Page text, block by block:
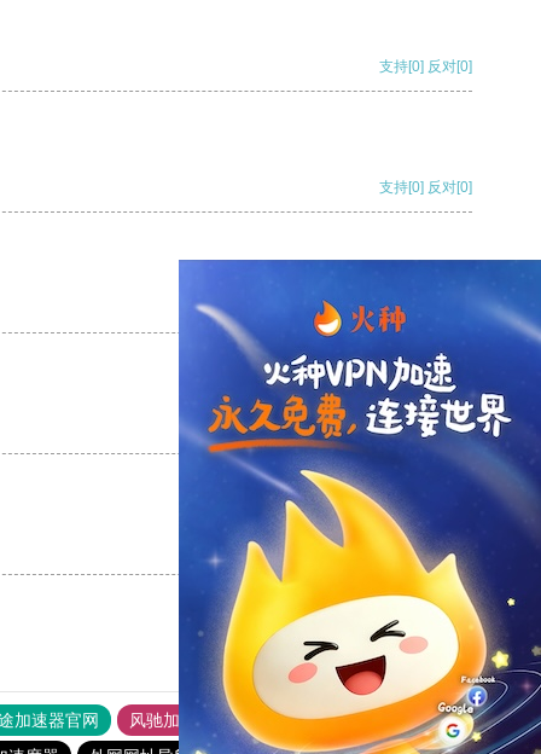
支持[0] 反对[0]
支持[0] 反对[0]
支持
支持[0] 反对[0]
支持[0] 反对[0]
加速器官网 风驰加速器
旋风加速器